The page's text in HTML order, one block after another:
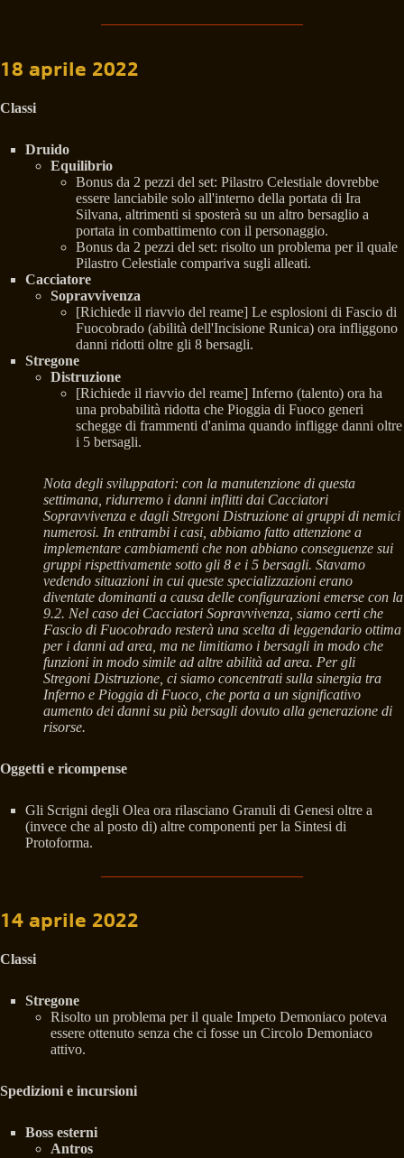
18 aprile 2022
Classi
Druido
Equilibrio
Bonus da 2 pezzi del set: Pilastro Celestiale dovrebbe
essere lanciabile solo all'interno della portata di Ira
Silvana, altrimenti si sposterà su un altro bersaglio a
portata in combattimento con il personaggio.
Bonus da 2 pezzi del set: risolto un problema per il quale
Pilastro Celestiale compariva sugli alleati.
Cacciatore
Sopravvivenza
[Richiede il riavvio del reame] Le esplosioni di Fascio di
Fuocobrado (abilità dell'Incisione Runica) ora infliggono
danni ridotti oltre gli 8 bersagli.
Stregone
Distruzione
[Richiede il riavvio del reame] Inferno (talento) ora ha
una probabilità ridotta che Pioggia di Fuoco generi
schegge di frammenti d'anima quando infligge danni oltre
i 5 bersagli.
Nota degli sviluppatori: con la manutenzione di questa
settimana, ridurremo i danni inflitti dai Cacciatori
Sopravvivenza e dagli Stregoni Distruzione ai gruppi di nemici
numerosi. In entrambi i casi, abbiamo fatto attenzione a
implementare cambiamenti che non abbiano conseguenze sui
gruppi rispettivamente sotto gli 8 e i 5 bersagli. Stavamo
vedendo situazioni in cui queste specializzazioni erano
diventate dominanti a causa delle configurazioni emerse con la
9.2. Nel caso dei Cacciatori Sopravvivenza, siamo certi che
Fascio di Fuocobrado resterà una scelta di leggendario ottima
per i danni ad area, ma ne limitiamo i bersagli in modo che
funzioni in modo simile ad altre abilità ad area. Per gli
Stregoni Distruzione, ci siamo concentrati sulla sinergia tra
Inferno e Pioggia di Fuoco, che porta a un significativo
aumento dei danni su più bersagli dovuto alla generazione di
risorse.
Oggetti e ricompense
Gli Scrigni degli Olea ora rilasciano Granuli di Genesi oltre a
(invece che al posto di) altre componenti per la Sintesi di
Protoforma.
14 aprile 2022
Classi
Stregone
Risolto un problema per il quale Impeto Demoniaco poteva
essere ottenuto senza che ci fosse un Circolo Demoniaco
attivo.
Spedizioni e incursioni
Boss esterni
Antros